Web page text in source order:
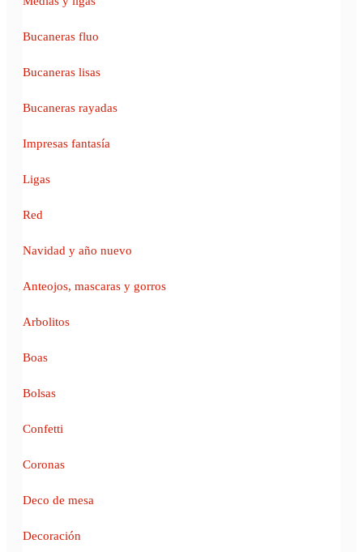
Bucaneras fluo
Bucaneras lisas
Bucaneras rayadas
Impresas fantasía
Ligas
Red
Navidad y año nuevo
Anteojos, mascaras y gorros
Arbolitos
Boas
Bolsas
Confetti
Coronas
Deco de mesa
Decoración